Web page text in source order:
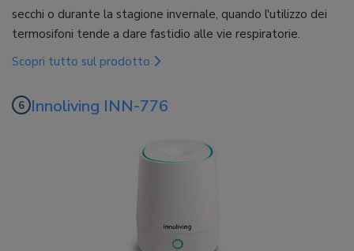
secchi o durante la stagione invernale, quando l'utilizzo dei
termosifoni tende a dare fastidio alle vie respiratorie.
Scopri tutto sul prodotto
Innoliving INN-776